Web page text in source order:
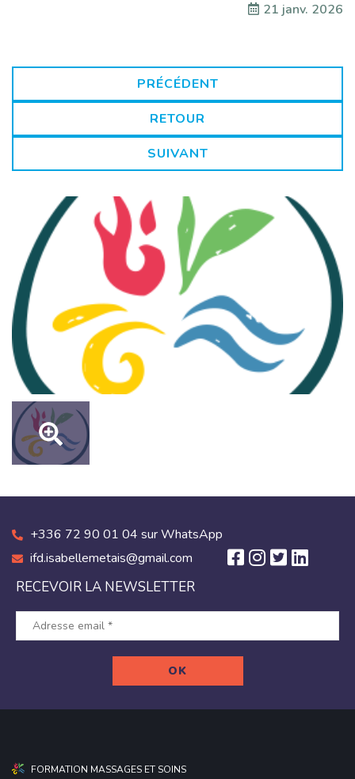
21 janv. 2026
PRÉCÉDENT
RETOUR
SUIVANT
+336 72 90 01 04 sur WhatsApp
ifd.isabellemetais@gmail.com
RECEVOIR LA NEWSLETTER
FORMATION MASSAGES ET SOINS